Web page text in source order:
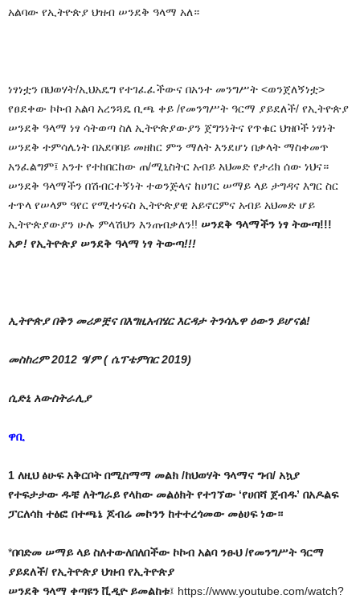
አልባው የኢትዮጵያ ህዝብ ሠንደቅ ዓላማ አለ።
ነፃነቷን በህወሃት/ኢህአዴግ የተገፈፈችውና በአንተ መንግሥት <ወንጀለኝነቷ>
የፀደቀው ኮኮብ አልባ አረንጓዴ ቢጫ ቀይ /የመንግሥት ዓርማ ያይደለች/ የኢትዮጵያ
ሠንደቅ ዓላማ ነፃ ሳትወጣ ስለ ኢትዮጵያውያን ጀግንነትና የጥቁር ህዝቦች ነፃነት
ሠንደቅ ተምሳሌነት በአደባባይ መዘከር ምን ማለት እንደሆነ በቃላት ማስቀመጥ
አንፈልግም፤ አንተ የተከበርከው ጠ/ሚኒስትር አብይ አህመድ የታሪክ ሰው ነህና።
ሠንደቅ ዓላማችን በሽብርተኝነት ተወንጅላና ከሀገር ሠማይ ላይ ታግዳና እግር ስር
ተጥላ የሠላም ዓየር የሚተነፍስ ኢትዮጵያዊ አይኖርምና አብይ አህመድ ሆይ
ኢትዮጵያውያን ሁሉ ምላሽህን እንጠብቃለን!! ሠንደቅ ዓላማችን ነፃ ትውጣ!!!
አዎ! የኢትዮጵያ ሠንደቅ ዓላማ ነፃ ትውጣ!!!
ኢትዮጵያ በቅን መሪዎቿና በእግዚአብሄር እርዳታ ትንሳኤዋ ዕውን ይሆናል!
መስከረም 2012 ዓ/ም ( ሴፕቴምበር 2019)
ሲድኒ አውስትራሊያ
ዋቢ
1 ለዚህ ፅሁፍ አቅርቦት በሚስማማ መልክ /ከህወሃት ዓላማና ግብ/ አኳያ
የተፍታታው ዱቼ ለትግራይ የላከው መልዕክት የተገኘው ‘የሀበሻ ጀብዱ’ በአዶልፍ
ፓርለሳክ ተፅፎ በተጫኔ ጆብሬ መኮንን ከተተረጎመው መፅሀፍ ነው።
*በባድመ ሠማይ ላይ ስለተውለበለበችው ኮኮብ አልባ ንፁህ /የመንግሥት ዓርማ
ያይደለች/ የኢትዮጵያ ህዝብ የኢትዮጵያ
ሠንደቅ ዓላማ ቀጣዩን ቪዲዮ ይመልከቱ፤ https://www.youtube.com/watch?